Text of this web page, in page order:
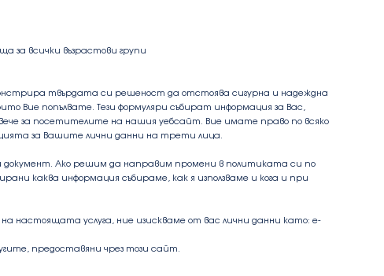
за всички възрастови групи
твърдата си решеност да отстоява сигурна и надеждна
Вие попълвате. Тези формуляри събират информация за Вас,
за посетителите на нашия уебсайт. Вие имате право по всяко
за Вашите лични данни на трети лица.
документ. Ако решим да направим промени в политиката си по
каква информация събираме, как я използваме и кога и при
настоящата услуга, ние изискваме от вас лични данни като: е-
предоставяни чрез този сайт.